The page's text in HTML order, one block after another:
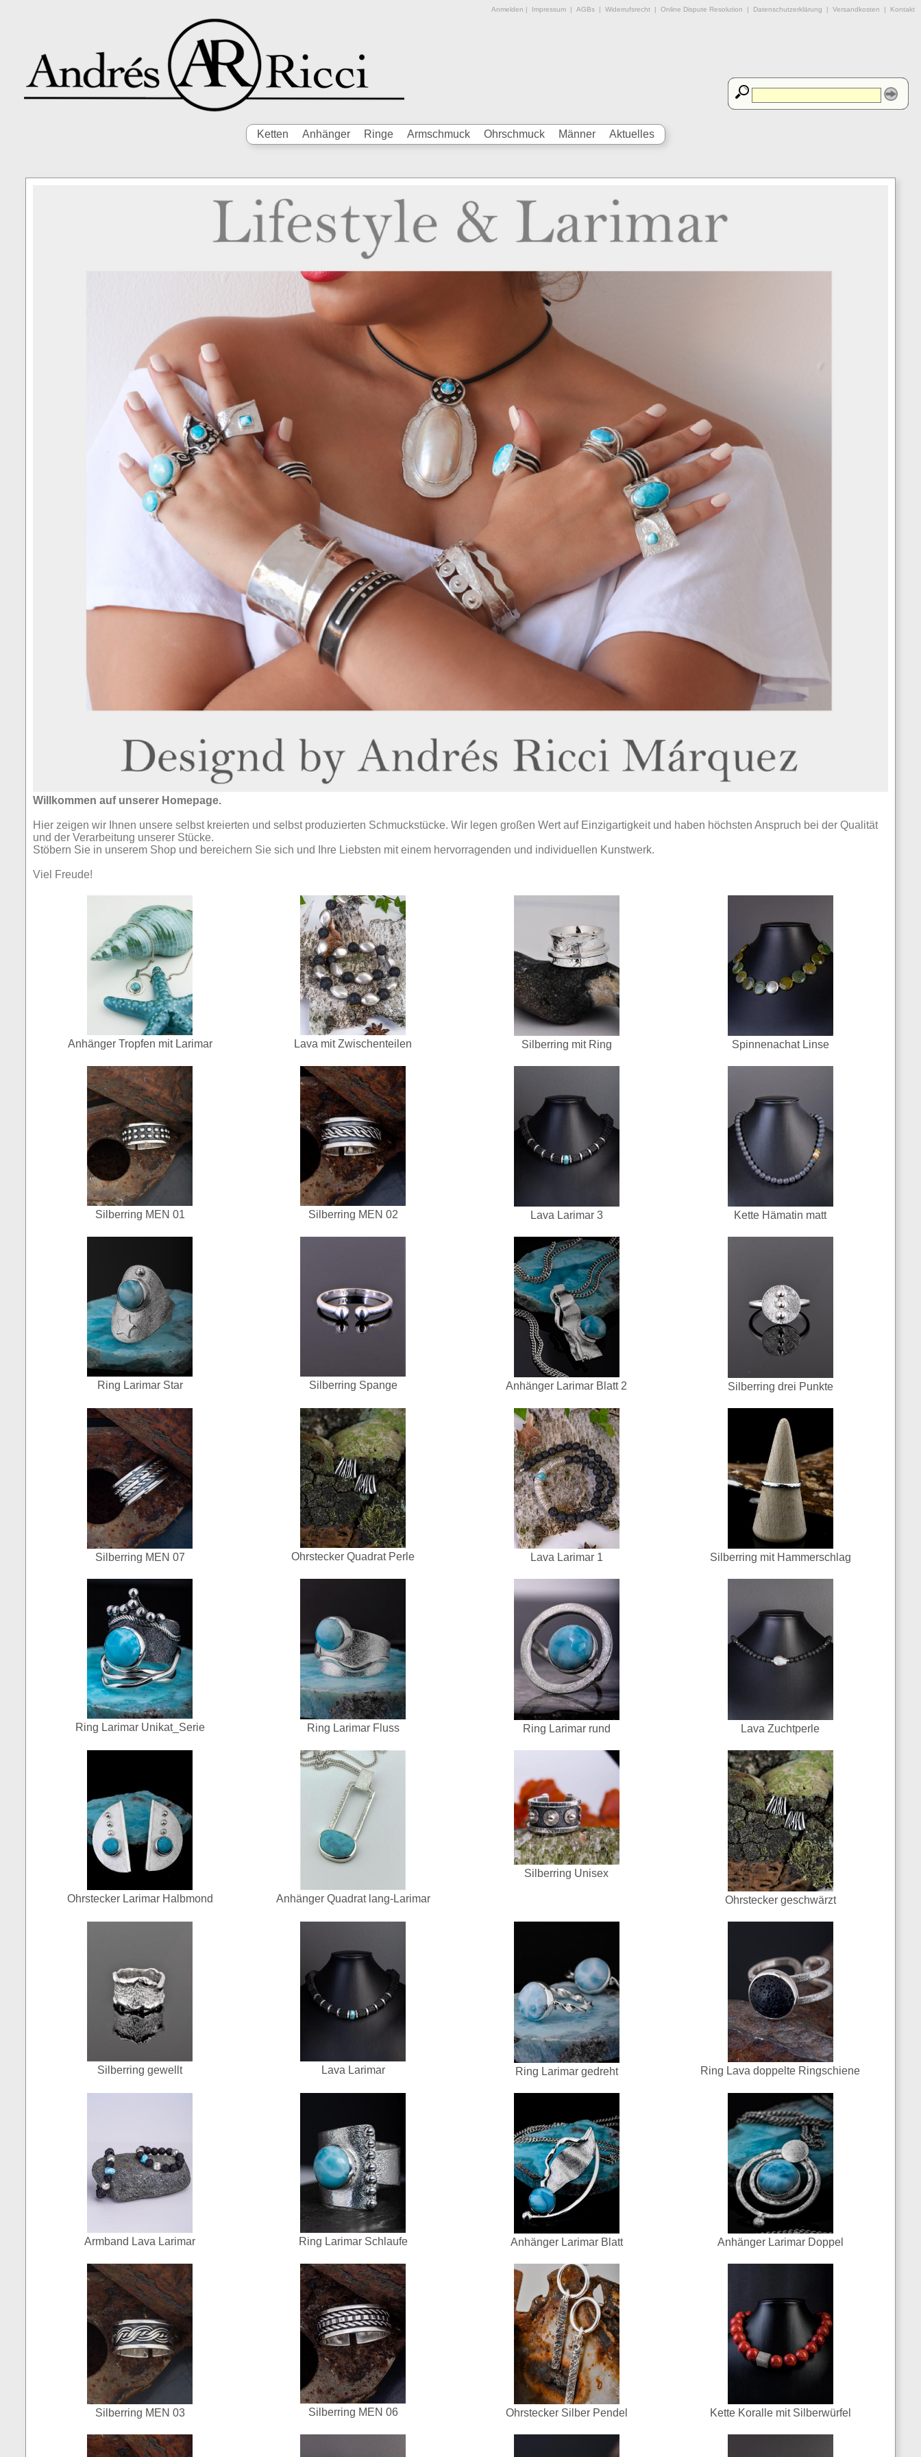
Anmelden | Impressum | AGBs | Widerrufsrecht | Online Dispute Resolution | Datenschutzerklärung | Versandkosten | Kontakt
Ketten Anhänger Ringe Armschmuck Ohrschmuck Männer Aktuelles
Willkommen auf unserer Homepage.
Hier zeigen wir Ihnen unsere selbst kreierten und selbst produzierten Schmuckstücke. Wir legen großen Wert auf Einzigartigkeit und haben höchsten Anspruch bei der Qualität
und der Verarbeitung unserer Stücke.
Stöbern Sie in unserem Shop und bereichern Sie sich und Ihre Liebsten mit einem hervorragenden und individuellen Kunstwerk.
Viel Freude!
Anhänger Tropfen mit Larimar Lava mit Zwischenteilen Silberring mit Ring Spinnenachat Linse
Silberring MEN 01 Silberring MEN 02 Lava Larimar 3 Kette Hämatin matt
Ring Larimar Star Silberring Spange Anhänger Larimar Blatt 2 Silberring drei Punkte
Silberring MEN 07 Ohrstecker Quadrat Perle Lava Larimar 1 Silberring mit Hammerschlag
Ring Larimar Unikat_Serie Ring Larimar Fluss Ring Larimar rund Lava Zuchtperle
Ohrstecker Larimar Halbmond Anhänger Quadrat lang-Larimar
Silberring Unisex
Ohrstecker geschwärzt
Silberring gewellt Lava Larimar Ring Larimar gedreht Ring Lava doppelte Ringschiene
Armband Lava Larimar Ring Larimar Schlaufe Anhänger Larimar Blatt Anhänger Larimar Doppel
Silberring MEN 03 Silberring MEN 06 Ohrstecker Silber Pendel Kette Koralle mit Silberwürfel